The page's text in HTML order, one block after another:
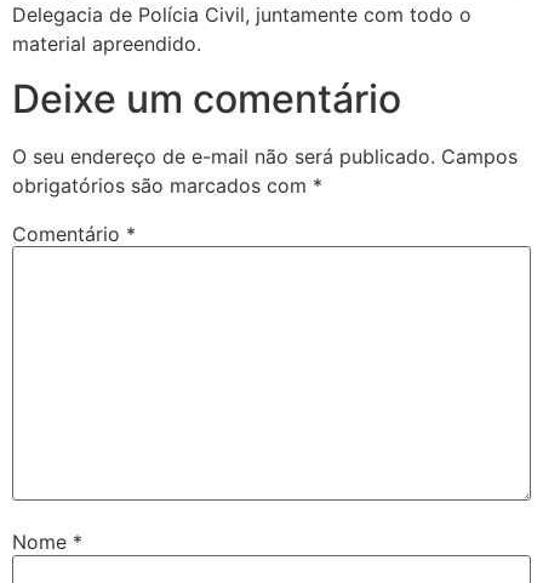
Delegacia de Polícia Civil, juntamente com todo o
material apreendido.
Deixe um comentário
O seu endereço de e-mail não será publicado. Campos
obrigatórios são marcados com *
Comentário *
Nome *